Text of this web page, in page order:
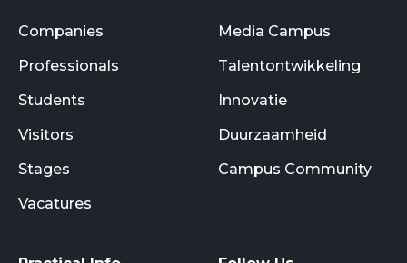
Companies
Professionals
Students
Visitors
Stages
Vacatures
Media Campus
Talentontwikkeling
Innovatie
Duurzaamheid
Campus Community